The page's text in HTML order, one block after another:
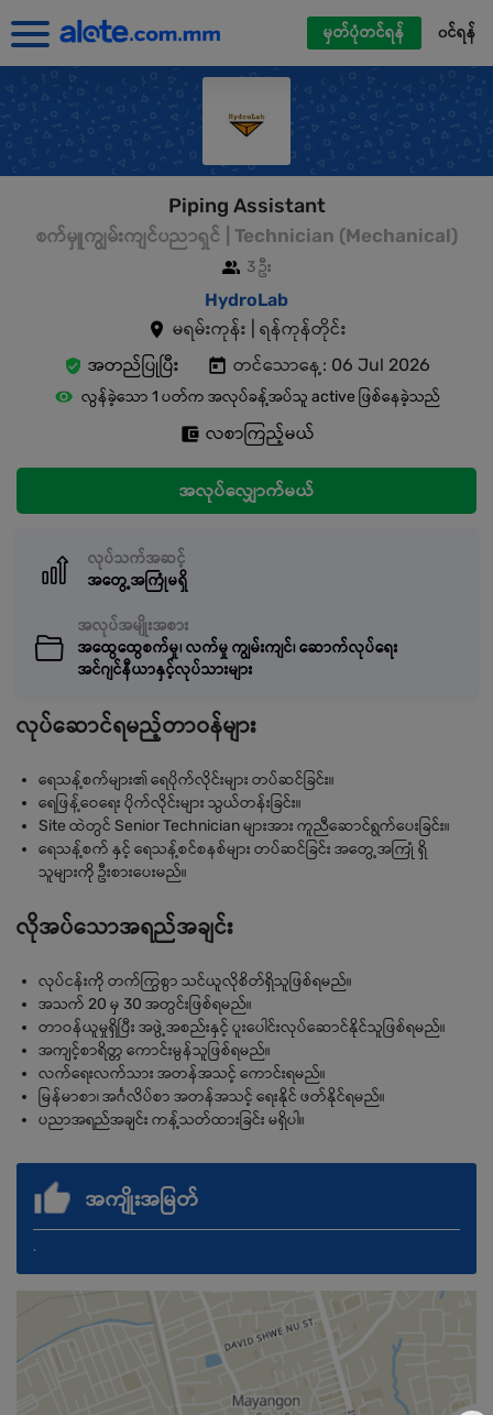
မှတ်ပုံတင်ရန် ၀င်ရန်
Piping Assistant
စက်မှူကျွမ်းကျင်ပညာရှင် | Technician (Mechanical)
3 ဦး
HydroLab
မရမ်းကုန်း | ရန်ကုန်တိုင်း
အတည်ပြုပြီး
တင်သောနေ့: 06 Jul 2026
လွန်ခဲ့သော 1 ပတ်က အလုပ်ခန့်အပ်သူ active ဖြစ်နေခဲ့သည်
လစာကြည့်မယ်
အလုပ်လျှောက်မယ်
လုပ်သက်အဆင့်
အတွေ့အကြုံမရှိ
အလုပ်အမျိုးအစား
အထွေထွေစက်မှု၊ လက်မှု ကျွမ်းကျင်၊ ဆောက်လုပ်ရေး
အင်ဂျင်နီယာနှင့်လုပ်သားများ
လုပ်ဆောင်ရမည့်တာဝန်များ
ရေသန့်စက်များ၏ ရေပိုက်လိုင်းများ တပ်ဆင်ခြင်း။
ရေဖြန့်ဝေရေး ပိုက်လိုင်းများ သွယ်တန်းခြင်း။
Site ထဲတွင် Senior Technician များအား ကူညီဆောင်ရွက်ပေးခြင်း။
ရေသန့်စက် နှင့် ရေသန့်စင်စနစ်များ တပ်ဆင်ခြင်း အတွေ့အကြုံ ရှိ
သူများကို ဦးစားပေးမည်။
လိုအပ်သောအရည်အချင်း
လုပ်ငန်းကို တက်ကြွစွာ သင်ယူလိုစိတ်ရှိသူဖြစ်ရမည်။
အသက် 20 မှ 30 အတွင်းဖြစ်ရမည်။
တာဝန်ယူမှုရှိပြီး အဖွဲ့အစည်းနှင့် ပူးပေါင်းလုပ်ဆောင်နိုင်သူဖြစ်ရမည်။
အကျင့်စာရိတ္တ ကောင်းမွန်သူဖြစ်ရမည်။
လက်ရေးလက်သား အတန်အသင့် ကောင်းရမည်။
မြန်မာစာ၊ အင်္ဂလိပ်စာ အတန်အသင့် ရေးနိုင် ဖတ်နိုင်ရမည်။
ပညာအရည်အချင်း ကန့်သတ်ထားခြင်း မရှိပါ။
အကျိုးအမြတ်
.